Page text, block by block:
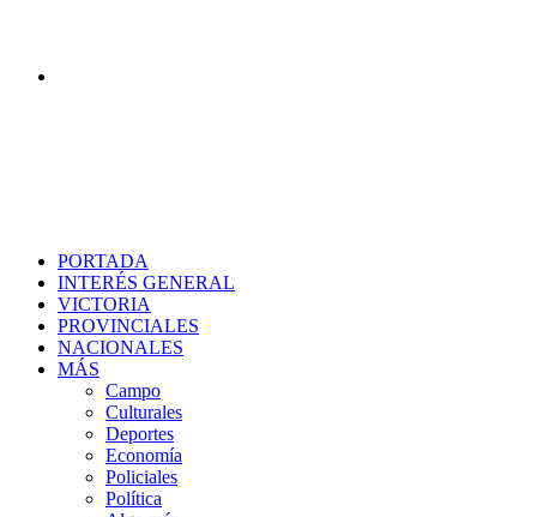
PORTADA
INTERÉS GENERAL
VICTORIA
PROVINCIALES
NACIONALES
MÁS
Campo
Culturales
Deportes
Economía
Policiales
Política